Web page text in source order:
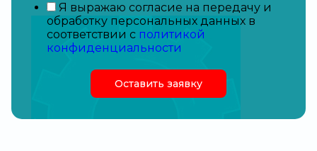
Я выражаю согласие на передачу и
обработку персональных данных в
соответствии с политикой
конфиденциальности
Оставить заявку